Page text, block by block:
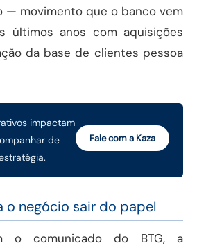
— movimento que o banco vem
últimos anos com aquisições
da base de clientes pessoa
impactam
de
Fale com a Kaza
o negócio sair do papel
o comunicado do BTG, a